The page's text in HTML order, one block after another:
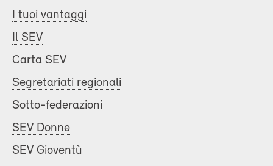
I tuoi vantaggi
Il SEV
Carta SEV
Segretariati regionali
Sotto-federazioni
SEV Donne
SEV Gioventù